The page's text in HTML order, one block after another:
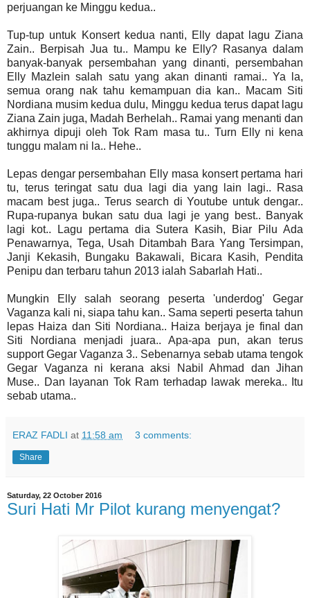
perjuangan ke Minggu kedua..
Tup-tup untuk Konsert kedua nanti, Elly dapat lagu Ziana
Zain.. Berpisah Jua tu.. Mampu ke Elly? Rasanya dalam
banyak-banyak persembahan yang dinanti, persembahan
Elly Mazlein salah satu yang akan dinanti ramai.. Ya la,
semua orang nak tahu kemampuan dia kan.. Macam Siti
Nordiana musim kedua dulu, Minggu kedua terus dapat lagu
Ziana Zain juga, Madah Berhelah.. Ramai yang menanti dan
akhirnya dipuji oleh Tok Ram masa tu.. Turn Elly ni kena
tunggu malam ni la.. Hehe..
Lepas dengar persembahan Elly masa konsert pertama hari
tu, terus teringat satu dua lagi dia yang lain lagi.. Rasa
macam best juga.. Terus search di Youtube untuk dengar..
Rupa-rupanya bukan satu dua lagi je yang best.. Banyak
lagi kot.. Lagu pertama dia Sutera Kasih, Biar Pilu Ada
Penawarnya, Tega, Usah Ditambah Bara Yang Tersimpan,
Janji Kekasih, Bungaku Bakawali, Bicara Kasih, Pendita
Penipu dan terbaru tahun 2013 ialah Sabarlah Hati..
Mungkin Elly salah seorang peserta 'underdog' Gegar
Vaganza kali ni, siapa tahu kan.. Sama seperti peserta tahun
lepas Haiza dan Siti Nordiana.. Haiza berjaya je final dan
Siti Nordiana menjadi juara.. Apa-apa pun, akan terus
support Gegar Vaganza 3.. Sebenarnya sebab utama tengok
Gegar Vaganza ni kerana aksi Nabil Ahmad dan Jihan
Muse.. Dan layanan Tok Ram terhadap lawak mereka.. Itu
sebab utama..
ERAZ FADLI at 11:58 am 3 comments:
Share
Saturday, 22 October 2016
Suri Hati Mr Pilot kurang menyengat?